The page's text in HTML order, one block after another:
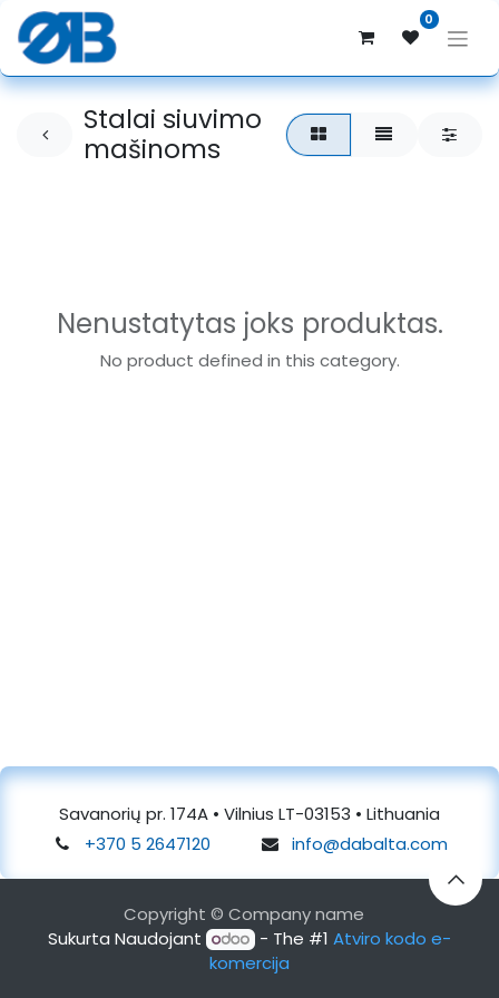
0
Stalai siuvimo
mašinoms
Nenustatytas joks produktas.
No product defined in this category.
Savanorių pr. 174A • Vilnius LT-03153 • Lithuania
+370 5 2647120
info@dabalta.com
Copyright © Company name
Sukurta Naudojant
- The #1 Atviro kodo e-
komercija